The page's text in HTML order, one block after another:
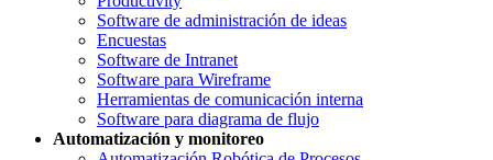
Software de administración de ideas
Encuestas
Software de Intranet
Software para Wireframe
Herramientas de comunicación interna
Software para diagrama de flujo
Automatización y monitoreo